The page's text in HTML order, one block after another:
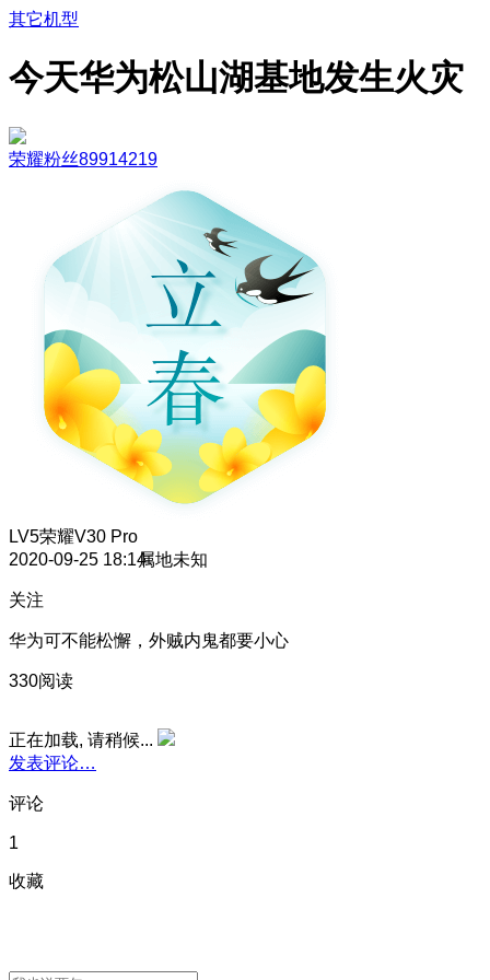
其它机型
今天华为松山湖基地发生火灾
荣耀粉丝89914219
LV5荣耀V30 Pro
2020-09-25 18:14属地未知
关注
华为可不能松懈，外贼内鬼都要小心
330阅读
正在加载, 请稍候...
发表评论…
评论
1
收藏